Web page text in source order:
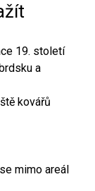
19. století
a
kovářů
mimo areál